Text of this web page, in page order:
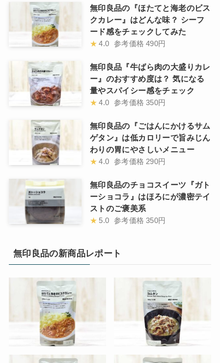
無印良品の『ほたてと海老のビス
クカレー』はどんな味？ シーフ
ード感をチェックしてみた
★ 4.0 参考価格 490円
無印良品『牛ばら肉の大盛りカレ
ー』のおすすめ度は？ 気になる
量やスパイシー感をチェック
★ 4.0 参考価格 350円
無印良品の『ごはんにかけるサム
ゲタン』は低カロリーで旨みじん
わりの胃にやさしいメニュー
★ 4.0 参考価格 290円
無印良品のチョコスイーツ『ガト
ーショコラ』はほろにが濃密テイ
ストのご褒美系
★ 5.0 参考価格 350円
無印良品の新商品レポート